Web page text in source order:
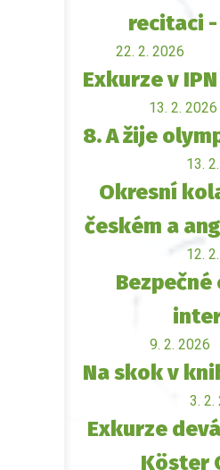
recitaci -
22. 2. 2026
Exkurze v IPN
13. 2. 2026
8. A žije
13.
Okresní
českém a
12.
Bezpečné
9. 2. 2026
Na skok v
3. 2.
Exkurze
Köster